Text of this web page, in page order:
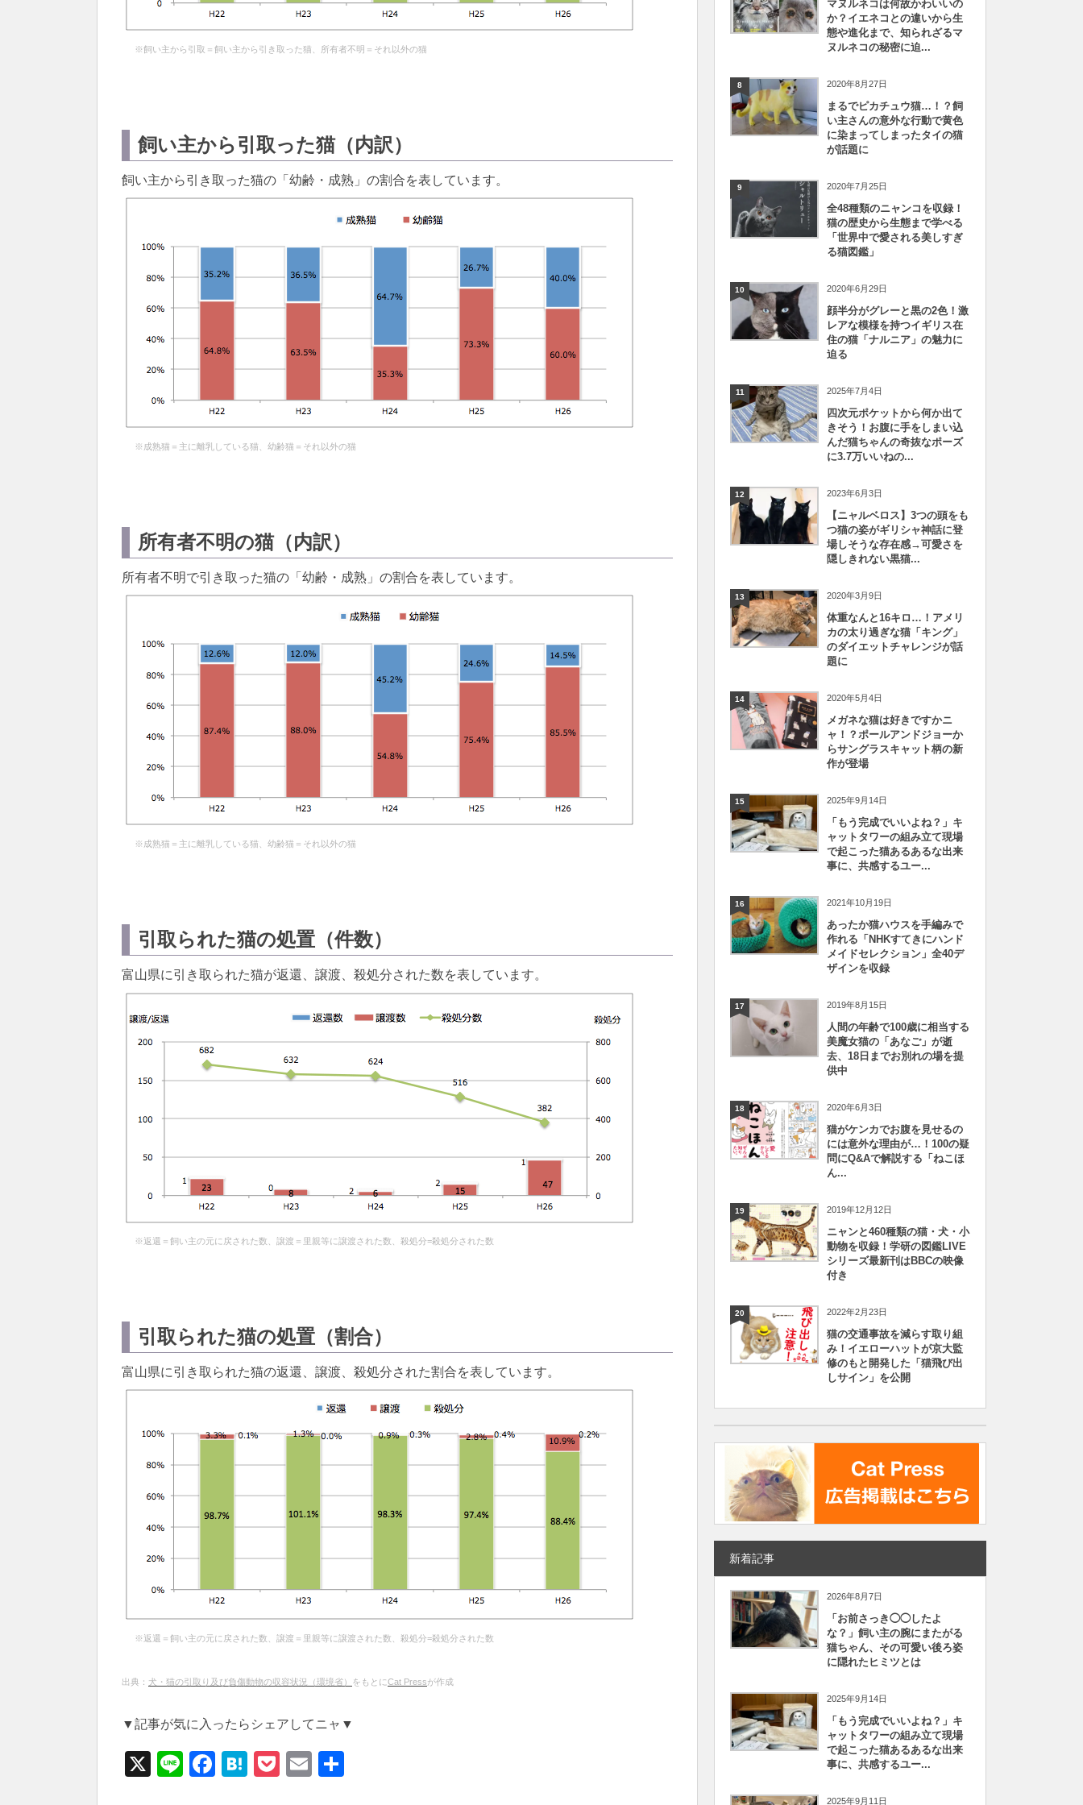
※飼い主から引取＝飼い主から引き取った猫、所有者不明＝それ以外の猫
飼い主から引取った猫（内訳）
飼い主から引き取った猫の「幼齢・成熟」の割合を表しています。
※成熟猫＝主に離乳している猫、幼齢猫＝それ以外の猫
所有者不明の猫（内訳）
所有者不明で引き取った猫の「幼齢・成熟」の割合を表しています。
※成熟猫＝主に離乳している猫、幼齢猫＝それ以外の猫
引取られた猫の処置（件数）
富山県に引き取られた猫が返還、譲渡、殺処分された数を表しています。
※返還＝飼い主の元に戻された数、譲渡＝里親等に譲渡された数、殺処分=殺処分された数
引取られた猫の処置（割合）
富山県に引き取られた猫の返還、譲渡、殺処分された割合を表しています。
※返還＝飼い主の元に戻された数、譲渡＝里親等に譲渡された数、殺処分=殺処分された数
出典： 犬・猫の引取り及び負傷動物の収容状況（環境省） をもとにCat Pressが作成
▼記事が気に入ったらシェアしてニャ▼
X
Li
F
H
P
E
マヌルネコは何故かわいいの
か？イエネコとの違いから生
態や進化まで、知られざるマ
ヌルネコの秘密に迫...
8 2020年8月27日
まるでピカチュウ猫…！？飼
い主さんの意外な行動で黄色
に染まってしまったタイの猫
が話題に
9 2020年7月25日
全48種類のニャンコを収録！
猫の歴史から生態まで学べる
「世界中で愛される美しすぎ
る猫図鑑」
10 2020年6月29日
顔半分がグレーと黒の2色！激
レアな模様を持つイギリス在
住の猫「ナルニア」の魅力に
迫る
11 2025年7月4日
四次元ポケットから何か出て
きそう！お腹に手をしまい込
んだ猫ちゃんの奇抜なポーズ
に3.7万いいねの...
12 2023年6月3日
【ニャルベロス】3つの頭をも
つ猫の姿がギリシャ神話に登
場しそうな存在感→可愛さを
隠しきれない黒猫...
13 2020年3月9日
体重なんと16キロ…！アメリ
カの太り過ぎな猫「キング」
のダイエットチャレンジが話
題に
14 2020年5月4日
メガネな猫は好きですかニ
ャ！？ポールアンドジョーか
らサングラスキャット柄の新
作が登場
15 2025年9月14日
「もう完成でいいよね？」キ
ャットタワーの組み立て現場
で起こった猫あるあるな出来
事に、共感するユー...
16 2021年10月19日
あったか猫ハウスを手編みで
作れる「NHKすてきにハンド
メイドセレクション」全40デ
ザインを収録
17 2019年8月15日
人間の年齢で100歳に相当する
美魔女猫の「あなご」が逝
去、18日までお別れの場を提
供中
18 2020年6月3日
猫がケンカでお腹を見せるの
には意外な理由が…！100の疑
問にQ&Aで解説する「ねこほ
ん...
19 2019年12月12日
ニャンと460種類の猫・犬・小
動物を収録！学研の図鑑LIVE
シリーズ最新刊はBBCの映像
付き
20 2022年2月23日
猫の交通事故を減らす取り組
み！イエローハットが京大監
修のもと開発した「猫飛び出
しサイン」を公開
新着記事
2026年8月7日
「お前さっき◯◯したよ
な？」飼い主の腕にまたがる
猫ちゃん、その可愛い後ろ姿
に隠れたヒミツとは
2025年9月14日
「もう完成でいいよね？」キ
ャットタワーの組み立て現場
で起こった猫あるあるな出来
事に、共感するユー...
2025年9月11日